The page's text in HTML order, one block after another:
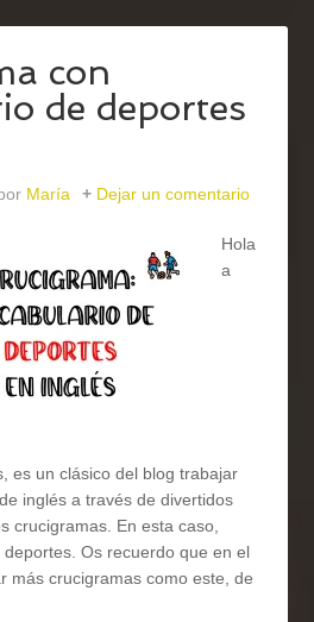
con
de deportes
María Dejar un comentario
Hola
a
es un clásico del blog trabajar
inglés a través de divertidos
crucigramas. En esta caso,
Os recuerdo que en el
más crucigramas como este, de